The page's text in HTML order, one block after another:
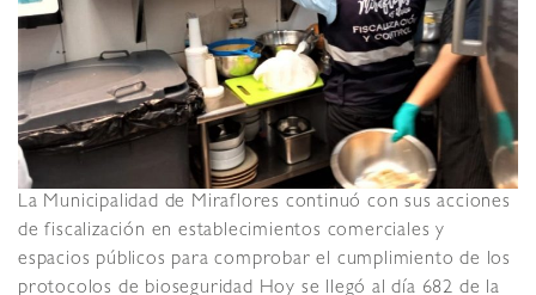
La Municipalidad de Miraflores continuó con sus acciones
de fiscalización en establecimientos comerciales y
espacios públicos para comprobar el cumplimiento de los
protocolos de bioseguridad Hoy se llegó al día 682 de la